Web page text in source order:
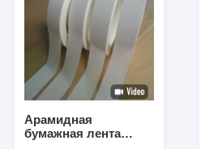
Арамидная
бумажная лента